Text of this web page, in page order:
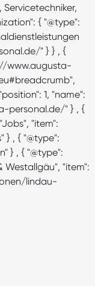
{ "@type":
" } } , {
www.augusta-
1, "name":
personal.de/" } , {
"item":
, { "@type":
} , { "@type":
Westallgäu", "item":
lindau-